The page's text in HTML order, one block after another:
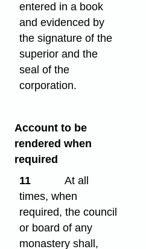
entered in a book
and evidenced by
the signature of the
superior and the
seal of the
corporation.
Account to be
rendered when
required
11
At all
times, when
required, the council
or board of any
monastery shall,